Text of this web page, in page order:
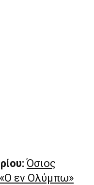
Όσιος
«Ο εν Ολύμπω»